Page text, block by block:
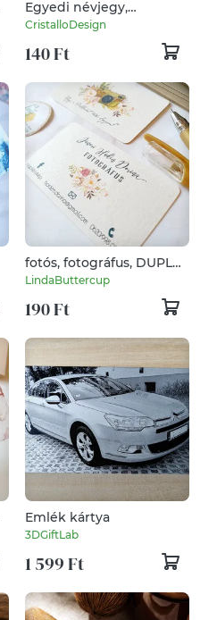
Egyedi névjegy,
névjegykártya tervezés
CristalloDesign
140 Ft
fotós, fotográfus, DUPLA
OLDALAS, Vinatge,
Névjegykártya,
kozmetikus, fodrász,
körmös,
LindaButtercup
190 Ft
Emlék kártya
3DGiftLab
1 599 Ft